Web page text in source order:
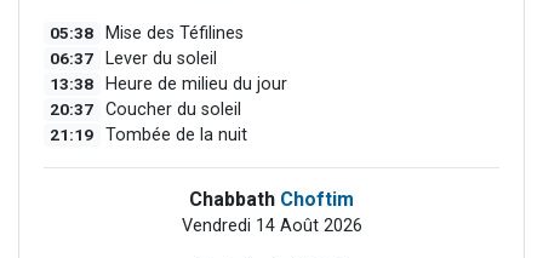
05:38 Mise des Téfilines
06:37 Lever du soleil
13:38 Heure de milieu du jour
20:37 Coucher du soleil
21:19 Tombée de la nuit
Chabbath Choftim
Vendredi 14 Août 2026